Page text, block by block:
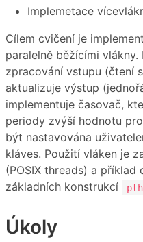
Implemetace
Cílem cvičení je
paralelně běžícími
zpracování vstupu (čtení
aktualizuje výstup
implementuje časovač,
periody zvýší hodnotu
být nastavována
kláves. Použití vláken je
(POSIX threads) a
základních konstrukcí
Úkoly